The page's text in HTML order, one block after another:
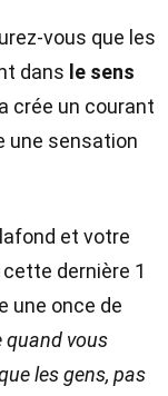
vous que les
dans le sens
crée un courant
une sensation
et votre
dernière 1
une once de
quand vous
les gens, pas